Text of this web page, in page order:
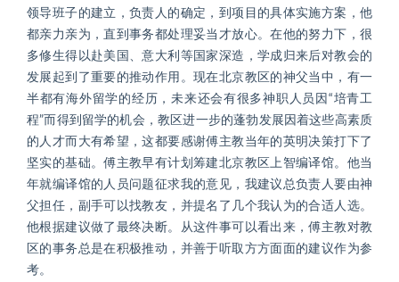
领导班子的建立，负责人的确定，到项目的具体实施方案，他
都亲力亲为，直到事务都处理妥当才放心。在他的努力下，很
多修生得以赴美国、意大利等国家深造，学成归来后对教会的
发展起到了重要的推动作用。现在北京教区的神父当中，有一
半都有海外留学的经历，未来还会有很多神职人员因“培青工
程”而得到留学的机会，教区进一步的蓬勃发展因着这些高素质
的人才而大有希望，这都要感谢傅主教当年的英明决策打下了
坚实的基础。傅主教早有计划筹建北京教区上智编译馆。他当
年就编译馆的人员问题征求我的意见，我建议总负责人要由神
父担任，副手可以找教友，并提名了几个我认为的合适人选。
他根据建议做了最终决断。从这件事可以看出来，傅主教对教
区的事务总是在积极推动，并善于听取方方面面的建议作为参
考。